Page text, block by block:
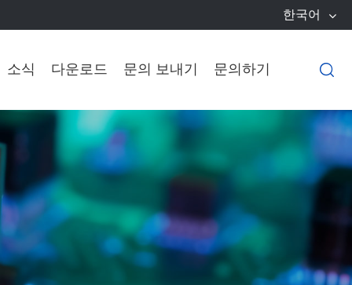
한국어
소식 다운로드 문의 보내기 문의하기 